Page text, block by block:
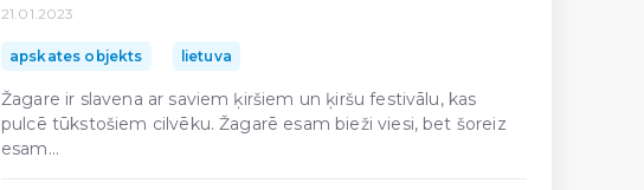
21.01.2023
apskates objekts lietuva
Žagare ir slavena ar saviem ķiršiem un ķiršu festivālu, kas
pulcē tūkstošiem cilvēku. Žagarē esam bieži viesi, bet šoreiz
esam...